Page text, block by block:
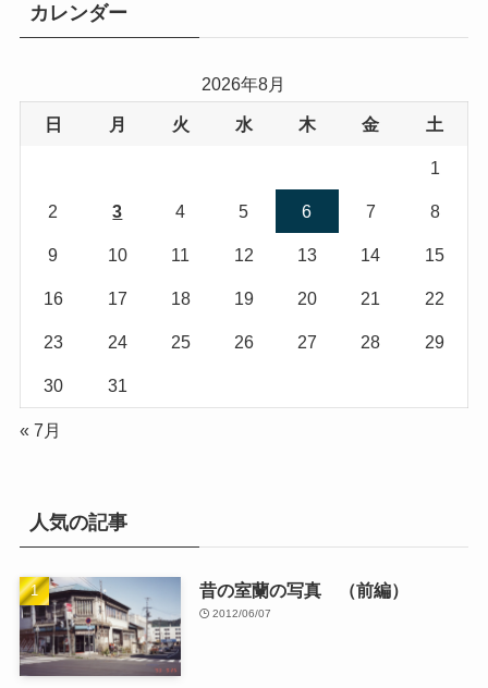
ー
カレンダー
2026年8月
日 月 火 水 木 金 土
1
2 3 4 5 6 7 8
9 10 11 12 13 14 15
16 17 18 19 20 21 22
23 24 25 26 27 28 29
30 31
« 7月
人気の記事
昔の室蘭の写真 （前編）
2012/06/07